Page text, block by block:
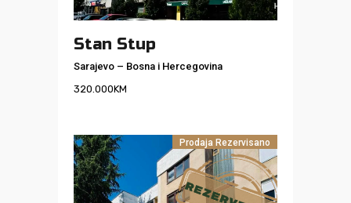
Stan Stup
Sarajevo – Bosna i Hercegovina
320.000KM
Prodaja Rezervisano